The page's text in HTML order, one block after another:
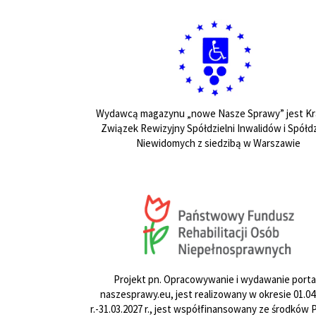
Wydawcą magazynu „nowe Nasze Sprawy” jest
Związek Rewizyjny Spółdzielni Inwalidów i
Niewidomych z siedzibą w Warszawie
Projekt pn. Opracowywanie i wydawanie
naszesprawy.eu, jest realizowany w okresie
r.-31.03.2027 r., jest współfinansowany ze środków